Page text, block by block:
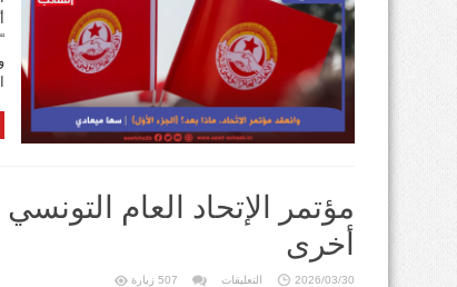
مغلقة
مؤتمر الإتحاد العام
أخرى
2026/03/30 التعليقات على
507 زيارة